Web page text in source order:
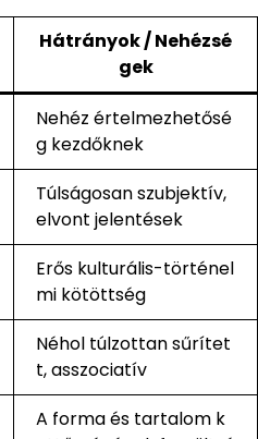
Hátrányok / Nehézsé
gek
Nehéz értelmezhetősé
g kezdőknek
Túlságosan szubjektív,
elvont jelentések
Erős kulturális-történel
mi kötöttség
Néhol túlzottan sűrítet
t, asszociatív
A forma és tartalom k